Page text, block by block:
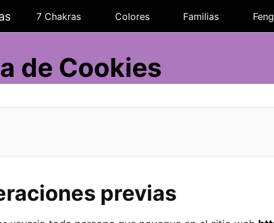
7 Chakras Colores Familias
de Cookies
previas